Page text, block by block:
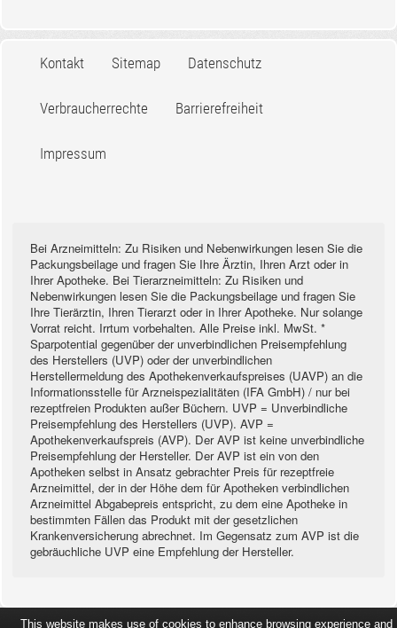
Kontakt Sitemap Datenschutz
Verbraucherrechte Barrierefreiheit
Impressum
Bei Arzneimitteln: Zu Risiken und Nebenwirkungen lesen Sie die
Packungsbeilage und fragen Sie Ihre Ärztin, Ihren Arzt oder in
Ihrer Apotheke. Bei Tierarzneimitteln: Zu Risiken und
Nebenwirkungen lesen Sie die Packungsbeilage und fragen Sie
Ihre Tierärztin, Ihren Tierarzt oder in Ihrer Apotheke. Nur solange
Vorrat reicht. Irrtum vorbehalten. Alle Preise inkl. MwSt. *
Sparpotential gegenüber der unverbindlichen Preisempfehlung
des Herstellers (UVP) oder der unverbindlichen
Herstellermeldung des Apothekenverkaufspreises (UAVP) an die
Informationsstelle für Arzneispezialitäten (IFA GmbH) / nur bei
rezeptfreien Produkten außer Büchern. UVP = Unverbindliche
Preisempfehlung des Herstellers (UVP). AVP =
Apothekenverkaufspreis (AVP). Der AVP ist keine unverbindliche
Preisempfehlung der Hersteller. Der AVP ist ein von den
Apotheken selbst in Ansatz gebrachter Preis für rezeptfreie
Arzneimittel, der in der Höhe dem für Apotheken verbindlichen
Arzneimittel Abgabepreis entspricht, zu dem eine Apotheke in
bestimmten Fällen das Produkt mit der gesetzlichen
Krankenversicherung abrechnet. Im Gegensatz zum AVP ist die
gebräuchliche UVP eine Empfehlung der Hersteller.
This website makes use of cookies to enhance browsing experience and